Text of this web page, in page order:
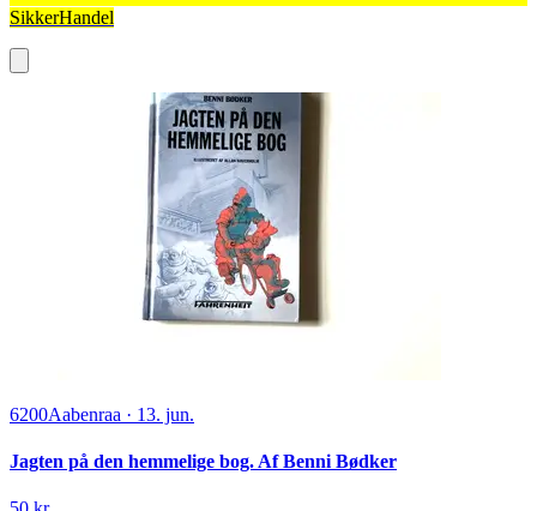
SikkerHandel
6200Aabenraa · 13. jun.
Jagten på den hemmelige bog. Af Benni Bødker